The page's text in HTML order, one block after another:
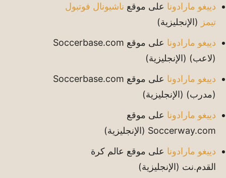
دييغو مارادونا على موقع ناشيونال فوتبول
تيمز (الإنجليزية)
دييغو مارادونا
على موقع Soccerbase.com
(لاعب) (الإنجليزية)
دييغو مارادونا
على موقع Soccerbase.com
(مدرب) (الإنجليزية)
دييغو مارادونا على موقع
Soccerway.com (الإنجليزية)
دييغو مارادونا على موقع عالم كرة
القدم.نت (الإنجليزية)